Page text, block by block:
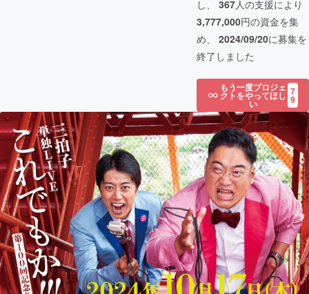
し、 367人の支援により
3,777,000円の資金を集
め、 2024/09/20に募集を
終了しました
もう一度プロジェ
クトをやってほし
い
7
9